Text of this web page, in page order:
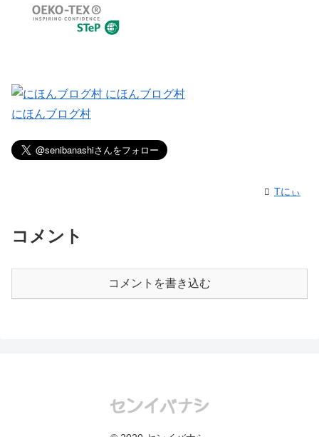
にほんブログ村
Tにぃ
コメント
コメントを書き込む